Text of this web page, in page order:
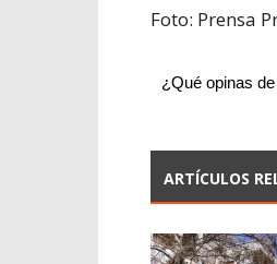
Foto: Prensa
¿Qué opinas
ARTÍCULOS